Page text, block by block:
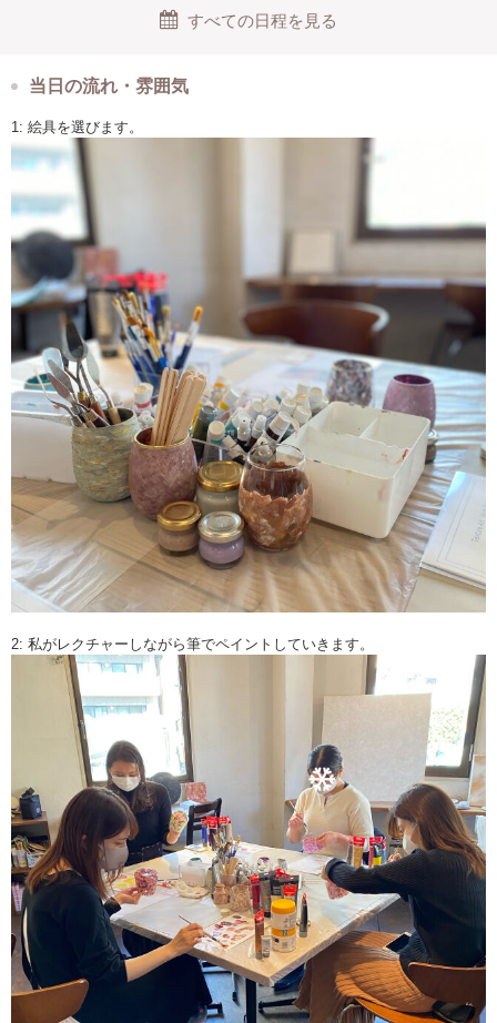
メタリックインク
場所代
⚠︎当日はエプロンなど汚れてもいい長袖服装でお越しください。
当日はアルコール除菌と換気を徹底します。
コロナウイルス対策によりマスク着用、手袋着用をお願いしておりま
す。
すべての日程を見る
当日の流れ・雰囲気
1: 絵具を選びます。
2: 私がレクチャーしながら筆でペイントしていきます。